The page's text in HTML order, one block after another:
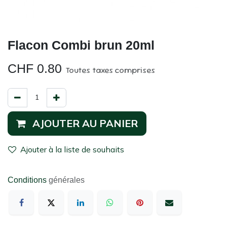
Flacon Combi brun 20ml
CHF 0.80 Toutes taxes comprises
AJOUTER AU PANIER
Ajouter à la liste de souhaits
Conditions générales